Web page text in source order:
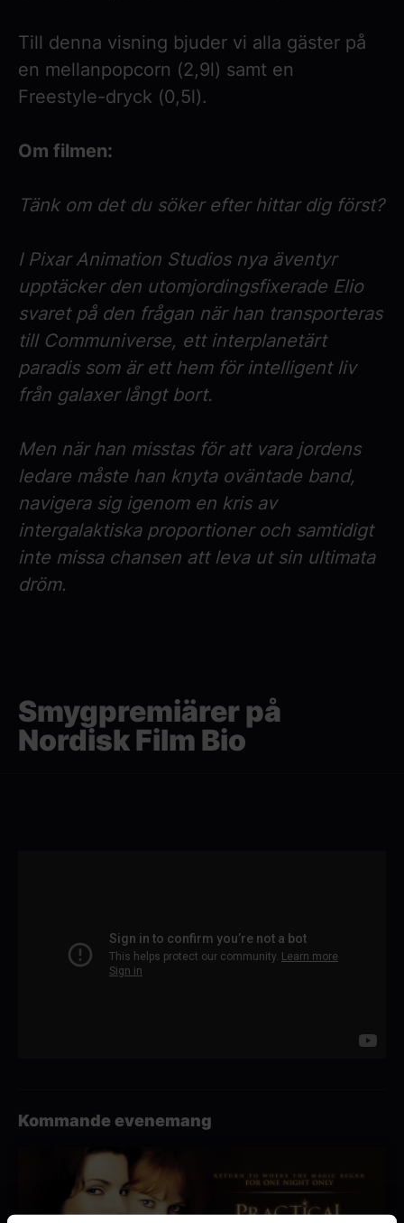
Till denna visning bjuder vi alla gäster på
en mellanpopcorn (2,9l) samt en
Freestyle-dryck (0,5l).
Om filmen:
Tänk om det du söker efter hittar dig först?
I Pixar Animation Studios nya äventyr
upptäcker den utomjordingsfixerade Elio
svaret på den frågan när han transporteras
till Communiverse, ett interplanetärt
paradis som är ett hem för intelligent liv
från galaxer långt bort.
Men när han misstas för att vara jordens
ledare måste han knyta oväntade band,
navigera sig igenom en kris av
intergalaktiska proportioner och samtidigt
inte missa chansen att leva ut sin ultimata
dröm.
Smygpremiärer på
Nordisk Film Bio
Kommande evenemang